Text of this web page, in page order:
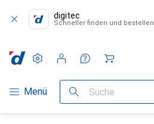
digitec
Schneller finden und bestellen
Navigation nach Kategorien
Menü Suche
Einstellungen
Kundenkonto
Vergleichslisten
Merklisten
Warenkorb